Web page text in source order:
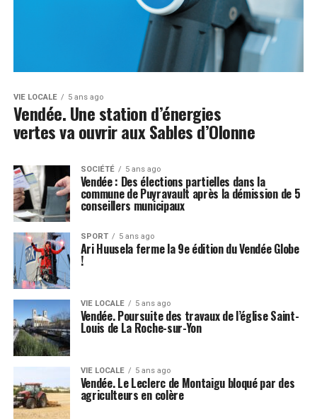
VIE LOCALE 5 ans ago
Vendée. Une station d’énergies
vertes va ouvrir aux Sables d’Olonne
SOCIÉTÉ 5 ans ago
Vendée : Des élections partielles dans la
commune de Puyravault après la démission de 5
conseillers municipaux
SPORT 5 ans ago
Ari Huusela ferme la 9e édition du Vendée Globe
!
VIE LOCALE 5 ans ago
Vendée. Poursuite des travaux de l’église Saint-
Louis de La Roche-sur-Yon
VIE LOCALE 5 ans ago
Vendée. Le Leclerc de Montaigu bloqué par des
agriculteurs en colère